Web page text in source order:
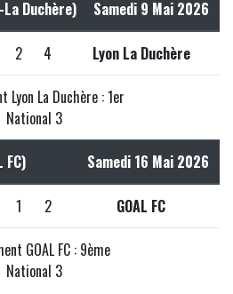
Duchère) Samedi 9 Mai 2026
2 4 Lyon La Duchère
Lyon La Duchère : 1er
National 3
FC) Samedi 16 Mai 2026
1 2 GOAL FC
GOAL FC : 9ème
National 3